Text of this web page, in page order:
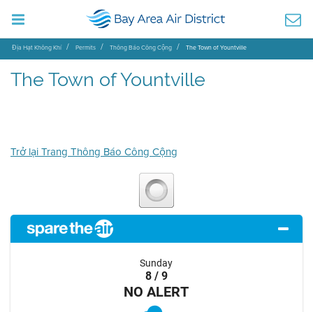
Địa Hạt Không Khí Permits Thông Báo Công Cộng The Town of Yountville
The Town of Yountville
Trở lại Trang Thông Báo Công Cộng
Sunday
8 / 9
NO ALERT